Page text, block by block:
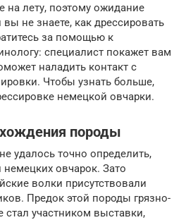
на лету, поэтому ожидание
не знаете, как дрессировать
за помощью к
специалист покажет вам
наладить контакт с
Чтобы узнать больше,
немецкой овчарки.
породы
удалось точно определить,
немецких овчарок. Зато
волки присутствовали
Предок этой породы грязно-
стал участником выставки,